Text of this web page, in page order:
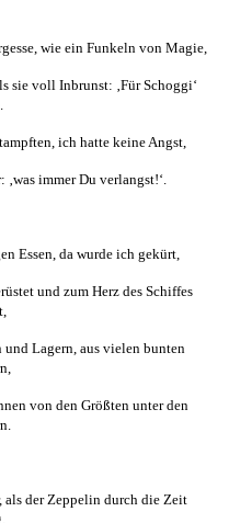
wie ein Funkeln von Magie,
sie voll Inbrunst: ‚Für Schoggi‘
ich hatte keine Angst,
immer Du verlangst!‘.
Essen, da wurde ich gekürt,
und zum Herz des Schiffes
Lagern, aus vielen bunten
von den Größten unter den
als der Zeppelin durch die Zeit